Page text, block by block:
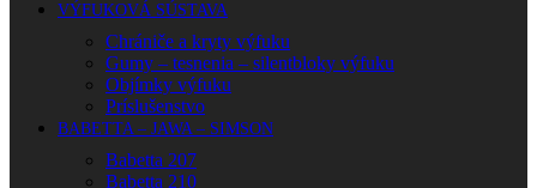
VÝFUKOVÁ SÚSTAVA
Chrániče a kryty výfuku
Gumy – tesnenia – silentbloky výfuku
Objímky výfuku
Príslušenstvo
BABETTA – JAWA – SIMSON
Babetta 207
Babetta 210